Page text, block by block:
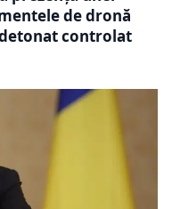
de dronă
controlat